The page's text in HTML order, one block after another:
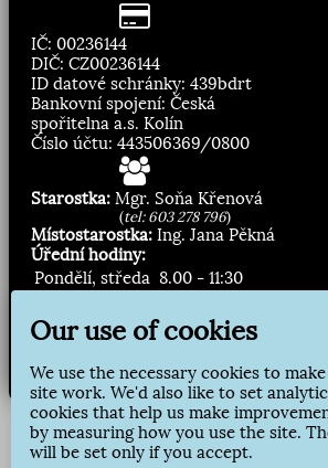
IČ: 00236144
DIČ: CZ00236144
ID datové schránky: 439bdrt
Bankovní spojení: Česká
spořitelna a.s. Kolín
Číslo účtu: 443506369/0800
Starostka: Mgr. Soňa Křenová
(tel: 603 278 796)
Místostarostka: Ing. Jana Pěkná
Úřední hodiny:
Pondělí, středa 8.00 - 11:30
Přihlásit odběr
Our use of cookies
We use the necessary cookies to
site work. We'd also like to set
cookies that help us make
by measuring how you use the site.
will be set only if you accept.